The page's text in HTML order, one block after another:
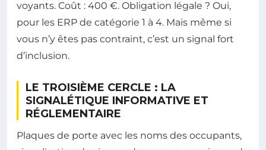
voyants. Coût : 400 €. Obligation légale ? Oui,
pour les ERP de catégorie 1 à 4. Mais même si
vous n’y êtes pas contraint, c’est un signal fort
d’inclusion.
LE TROISIÈME CERCLE : LA
SIGNALÉTIQUE INFORMATIVE ET
RÉGLEMENTAIRE
Plaques de porte avec les noms des occupants,